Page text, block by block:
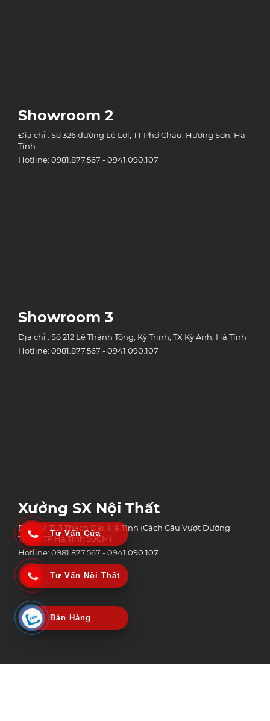
Showroom 2
Địa chỉ : Số 326 đường Lê Lợi, TT Phố Châu, Hương Sơn, Hà
Tĩnh
Hotline: 0981.877.567 - 0941.090.107
Showroom 3
Địa chỉ : Số 212 Lê Thánh Tông, Kỳ Trinh, TX Kỳ Anh, Hà Tĩnh
Hotline: 0981.877.567 - 0941.090.107
Xưởng SX Nội Thất
Địa chỉ: TL3 Thạch Đài, Hà Tĩnh (Cách Cầu Vượt Đường
Tránh TP Hà Tĩnh 500M)
Hotline: 0981.877.567 - 0941.090.107
Tư Vấn Cửa
Tư Vấn Nội Thất
Bán Hàng